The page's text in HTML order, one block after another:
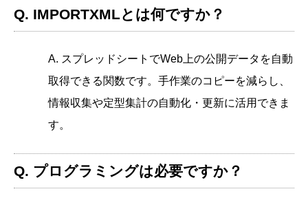
Q. IMPORTXMLとは何ですか？
A. スプレッドシートでWeb上の公開データを自動
取得できる関数です。手作業のコピーを減らし、
情報収集や定型集計の自動化・更新に活用できま
す。
Q. プログラミングは必要ですか？